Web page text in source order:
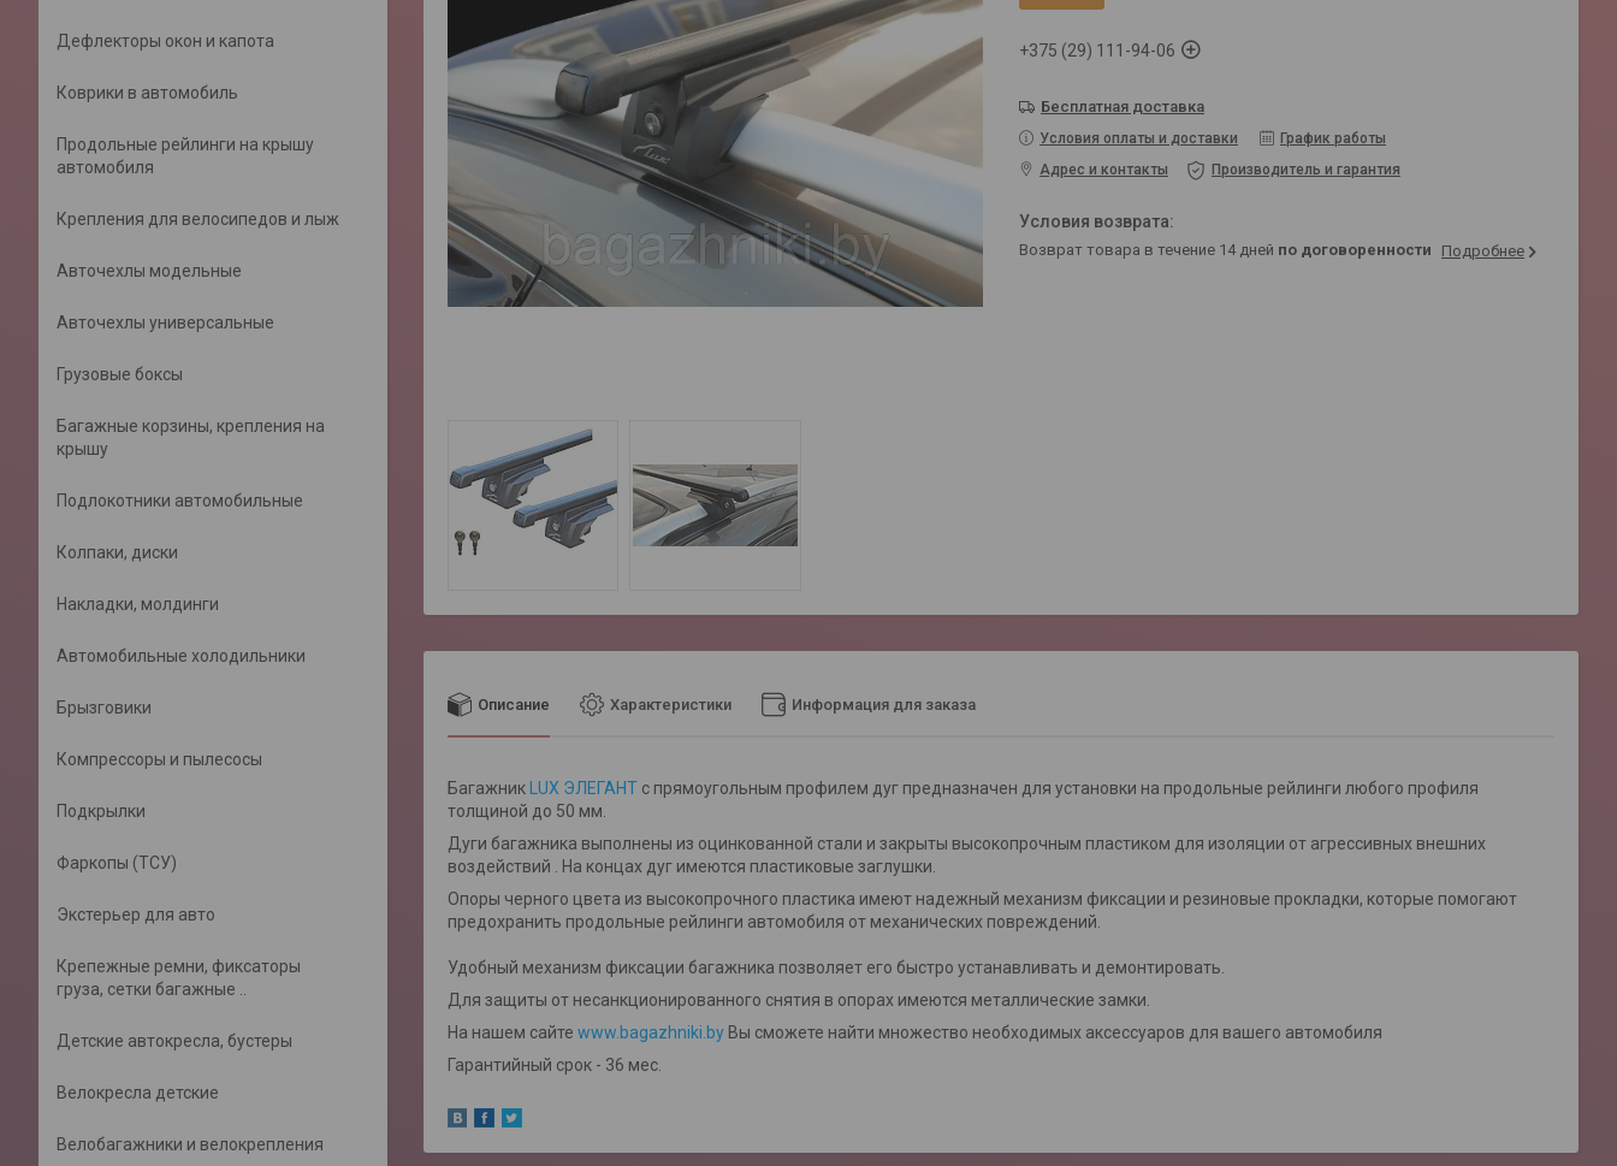
+375 (29) 111-94-06
Бесплатная доставка
Условия оплаты и доставки
График работы
Адрес и контакты
Производитель и гарантия
возврат товара в течение 14 дней по договоренности Подробнее
Описание Характеристики Информация для заказа
Багажник LUX ЭЛЕГАНТ с прямоугольным профилем дуг предназначен для установки на продольные рейлинги любого профиля
толщиной до 50 мм.
Дуги багажника выполнены из оцинкованной стали и закрыты высокопрочным пластиком для изоляции от агрессивных внешних
воздействий . На концах дуг имеются пластиковые заглушки.
Опоры черного цвета из высокопрочного пластика имеют надежный механизм фиксации и резиновые прокладки, которые помогают
предохранить продольные рейлинги автомобиля от механических повреждений.
Удобный механизм фиксации багажника позволяет его быстро устанавливать и демонтировать.
Для защиты от несанкционированного снятия в опорах имеются металлические замки.
На нашем сайте www.bagazhniki.by Вы сможете найти множество необходимых аксессуаров для вашего автомобиля
Гарантийный срок - 36 мес.
Дефлекторы окон и капота
Коврики в автомобиль
Продольные рейлинги на крышу
автомобиля
Крепления для велосипедов и лыж
Авточехлы модельные
Авточехлы универсальные
Грузовые боксы
Багажные корзины, крепления на
крышу
Подлокотники автомобильные
Колпаки, диски
Накладки, молдинги
Автомобильные холодильники
Брызговики
Компрессоры и пылесосы
Подкрылки
Фаркопы (ТСУ)
Экстерьер для авто
Крепежные ремни, фиксаторы
груза, сетки багажные ..
Детские автокресла, бустеры
Велокресла детские
Велобагажники и велокрепления